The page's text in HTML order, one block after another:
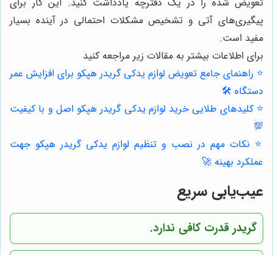
پیگیری‌های آتی و تشخیص مشکلات احتمالی در آینده بسیار
مفید است.
برای اطلاعات بیشتر به مقالات زیر مراجعه کنید
⭐️ راهنمای جامع تعویض لوازم یدکی گریدر هپکو برای افزایش عمر
دستگاه 🛠️
⭐️ کلیدهای طلایی خرید لوازم یدکی گریدر هپکو اصل و با کیفیت
💯
⭐️ نکات مهم در نصب و تنظیم لوازم یدکی گریدر هپکو جهت
عملکرد بهینه 🚀
عیب‌یابی سریع
گریدر قدرت کافی ندارد.